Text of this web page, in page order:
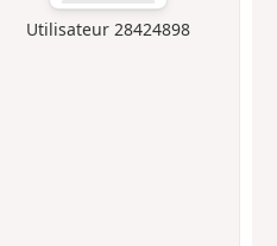
Utilisateur 28424898